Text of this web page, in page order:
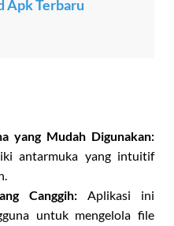
Apk Terbaru
yang Mudah Digunakan:
antarmuka yang intuitif
Canggih: Aplikasi ini
untuk mengelola file